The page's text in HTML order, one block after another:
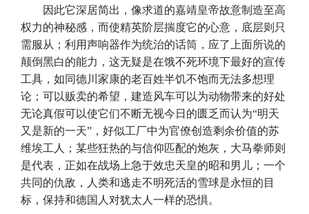
​因此它深居简出，像求道的嘉靖皇帝故意制造至高
权力的神秘感，而使精英阶层揣度它的心意，底层则只
需服从；利用声响器作为统治的话筒，应了上面所说的
颠倒黑白的能力，这无疑是在饿不死环境下最好的宣传
工具，如同德川家康的老百姓半饥不饱而无法多想理
论；可以贩卖的希望，建造风车可以为动物带来的好处
无论真假可以使它们不断无视今日的匮乏而认为“明天
又是新的一天”，好似工厂中为官僚创造剩余价值的苏
维埃工人；某些狂热的与信仰匹配的炮灰，大马拳师则
是代表，正如在战场上急于效忠天皇的昭和男儿；一个
共同的仇敌，人类和逃走不明死活的雪球是永恒的目
标，保持和德国人对犹太人一样的恐惧。